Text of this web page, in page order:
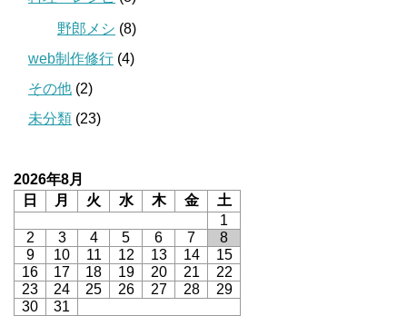
野郎メシ (8)
web制作修行 (4)
その他 (2)
未分類 (23)
2026年8月
日
月 火 水 木 金 土
1
2
3 4 5 6 7
8
9
10 11 12 13 14
15
16
17 18 19 20 21
22
23
24 25 26 27 28
29
30
31